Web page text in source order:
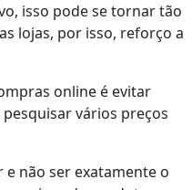
isso pode se tornar tão
lojas, por isso, reforço a
online é evitar
vários preços
não ser exatamente o